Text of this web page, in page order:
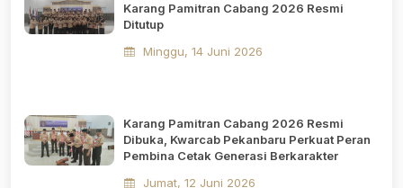
Karang Pamitran Cabang 2026 Resmi
Ditutup
Minggu, 14 Juni 2026
Karang Pamitran Cabang 2026 Resmi
Dibuka, Kwarcab Pekanbaru Perkuat Peran
Pembina Cetak Generasi Berkarakter
Jumat, 12 Juni 2026